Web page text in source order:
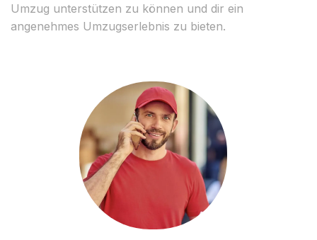
Umzug unterstützen zu können und dir ein
angenehmes Umzugserlebnis zu bieten.